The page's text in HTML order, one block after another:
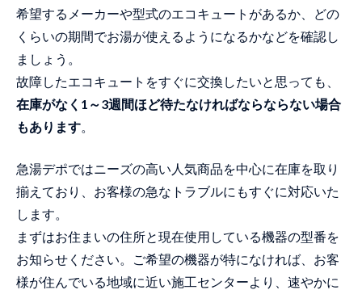
希望するメーカーや型式のエコキュートがあるか、どの
くらいの期間でお湯が使えるようになるかなどを確認し
ましょう。
故障したエコキュートをすぐに交換したいと思っても、
在庫がなく1～3週間ほど待たなければならならない場合
もあります。
急湯デポではニーズの高い人気商品を中心に在庫を取り
揃えており、お客様の急なトラブルにもすぐに対応いた
します。
まずはお住まいの住所と現在使用している機器の型番を
お知らせください。ご希望の機器が特になければ、お客
様が住んでいる地域に近い施工センターより、速やかに